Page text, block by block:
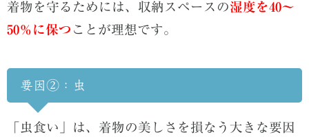
着物を守るためには、収納スペースの湿度を40～
50％に保つ ことが理想です。
要因②：虫
「虫食い」は、着物の美しさを損なう大きな要因